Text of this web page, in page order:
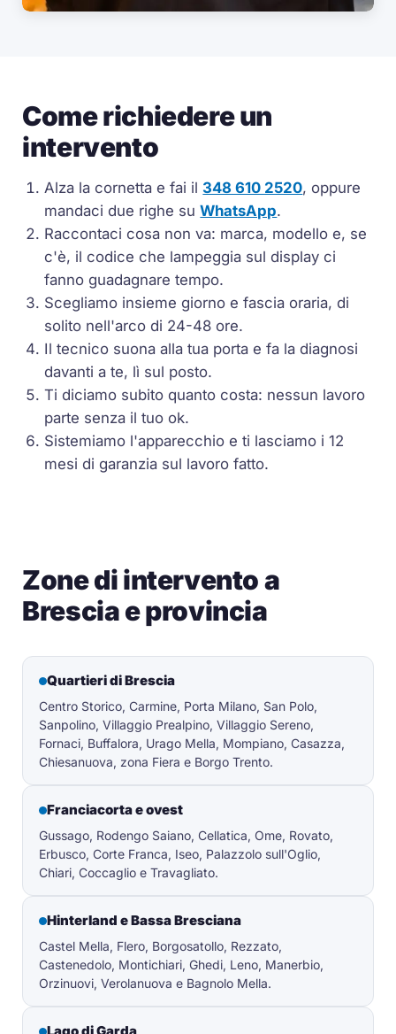
Come richiedere un
intervento
Alza la cornetta e fai il 348 610 2520, oppure
mandaci due righe suWhatsApp.
Raccontaci cosa non va: marca, modello e, se
c'è, il codice che lampeggia sul display ci
fanno guadagnare tempo.
Scegliamo insieme giorno e fascia oraria, di
solito nell'arco di 24-48 ore.
Il tecnico suona alla tua porta e fa la diagnosi
davanti a te, lì sul posto.
Ti diciamo subito quanto costa: nessun lavoro
parte senza il tuo ok.
Sistemiamo l'apparecchio e ti lasciamo i 12
mesi di garanzia sul lavoro fatto.
Zone di intervento a
Brescia e provincia
Quartieri di Brescia
Centro Storico, Carmine, Porta Milano, San Polo,
Sanpolino, Villaggio Prealpino, Villaggio Sereno,
Fornaci, Buffalora, Urago Mella, Mompiano, Casazza,
Chiesanuova, zona Fiera e Borgo Trento.
Franciacorta e ovest
Gussago, Rodengo Saiano, Cellatica, Ome, Rovato,
Erbusco, Corte Franca, Iseo, Palazzolo sull'Oglio,
Chiari, Coccaglio e Travagliato.
Hinterland e Bassa Bresciana
Castel Mella, Flero, Borgosatollo, Rezzato,
Castenedolo, Montichiari, Ghedi, Leno, Manerbio,
Orzinuovi, Verolanuova e Bagnolo Mella.